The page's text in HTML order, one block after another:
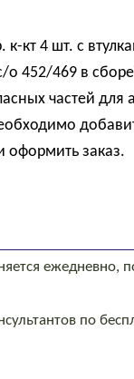
к-кт 4 шт. с
452/469 в
частей
оформить заказ.
ежедневно,
по